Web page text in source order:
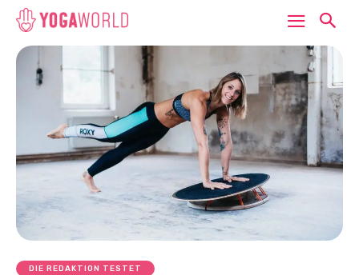
DIE REDAKTION TESTET